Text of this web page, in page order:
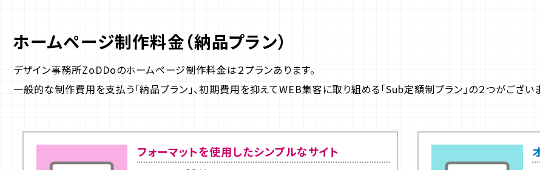
ホームページ制作料金（納品プラン）
デザイン事務所ZoDDoのホームページ制作料金は２プランあります。
一般的な制作費用を支払う「納品プラン」、初期費用を抑えてWEB集客に取り組める「Sub定額制プラン」の２つがござい
フォーマットを使用したシンプルなサイト